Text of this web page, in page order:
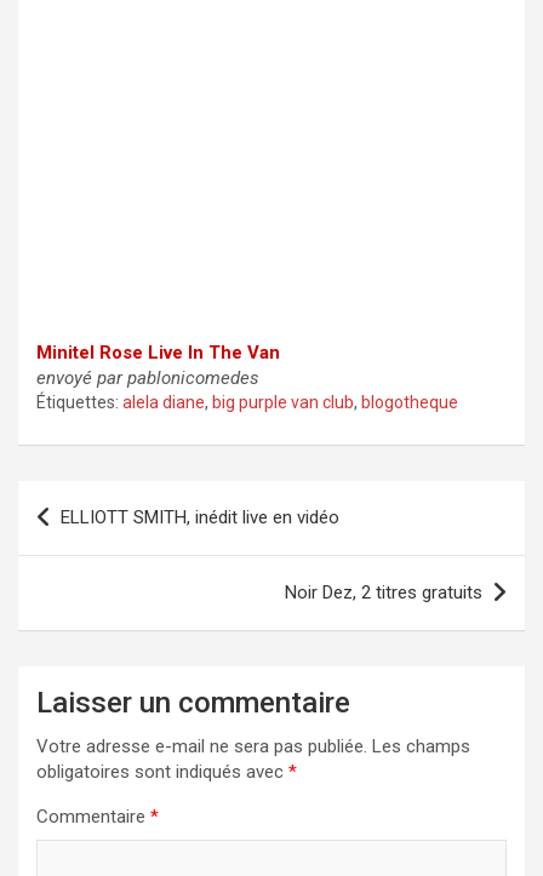
Minitel Rose Live In The Van
envoyé par pablonicomedes
Étiquettes: alela diane, big purple van club, blogotheque
Navigation
de
ELLIOTT SMITH, inédit live en vidéo
Noir Dez, 2 titres gratuits
Laisser un commentaire
Votre adresse e-mail ne sera pas publiée. Les champs
obligatoires sont indiqués avec *
Commentaire *